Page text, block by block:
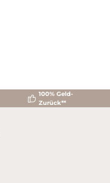
100% Geld-
Zurück**